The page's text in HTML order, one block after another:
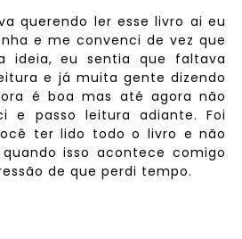
querendo ler esse livro ai eu
e me convenci de vez que
ideia, eu sentia que faltava
e já muita gente dizendo
é boa mas até agora não
e passo leitura adiante. Foi
ter lido todo o livro e não
isso acontece comigo
de que perdi tempo.